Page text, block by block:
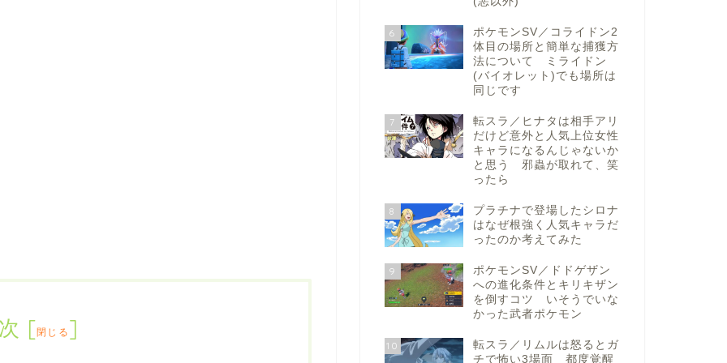
[閉じる ]
6
ポケモンSV／コライドン2
体目の場所と簡単な捕獲方
法について ミライドン
(バイオレット)でも場所は
同じです
7
転スラ／ヒナタは相手アリ
だけど意外と人気上位女性
キャラになるんじゃないか
と思う 邪蟲が取れて、笑
ったら
8
プラチナで登場したシロナ
はなぜ根強く人気キャラだ
ったのか考えてみた
9
ポケモンSV／ドドゲザン
への進化条件とキリキザン
を倒すコツ いそうでいな
かった武者ポケモン
10
転スラ／リムルは怒るとガ
チで怖い3場面 都度覚醒